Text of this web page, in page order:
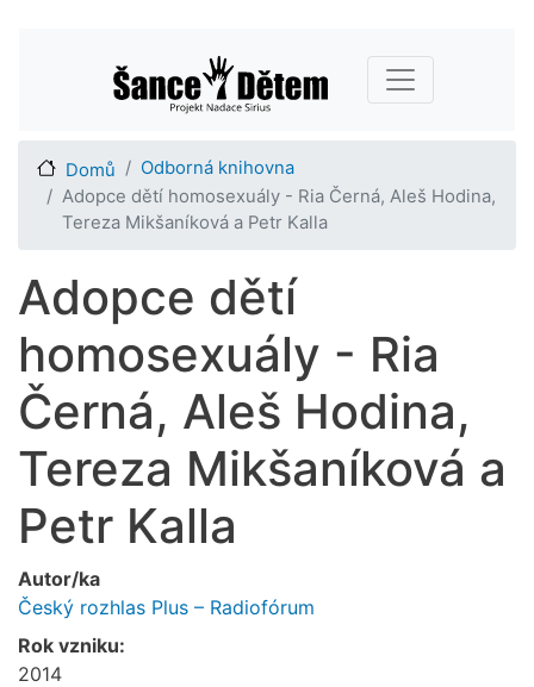
hlavnímu
obsahu
Main navigation
Domů
Odborná knihovna
Adopce dětí homosexuály - Ria Černá, Aleš Hodina,
Tereza Mikšaníková a Petr Kalla
Adopce dětí
homosexuály - Ria
Černá, Aleš Hodina,
Tereza Mikšaníková a
Petr Kalla
Autor/ka
Český rozhlas Plus – Radiofórum
Rok vzniku:
2014